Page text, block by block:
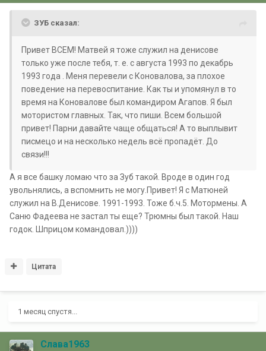
ЗУБ сказал:
Привет ВСЕМ! Матвей я тоже служил на денисове
только уже после тебя, т. е. с августа 1993 по декабрь
1993 года . Меня перевели с Коновалова, за плохое
поведение на перевоспитание. Как ты и упомянул в то
время на Коновалове был командиром Агапов. Я был
мотористом главных. Так, что пиши. Всем большой
привет! Парни давайте чаще общаться! А то выплывит
писмецо и на несколько недель всё пропадёт. До
связи!!!
А я все башку ломаю что за Зуб такой. Вроде в один год
увольнялись, а вспомнить не могу.Привет! Я с Матюней
служил на В.Денисове. 1991-1993. Тоже б.ч.5. Мотормены. А
Саню Фадеева не застал ты еще? Трюмны был такой. Наш
годок. Шприцом командовал.))))
Цитата
1 месяц спустя...
Слава1963